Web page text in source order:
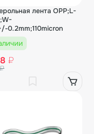
лента OPP;L-
0.2mm;110micron
₽
₽